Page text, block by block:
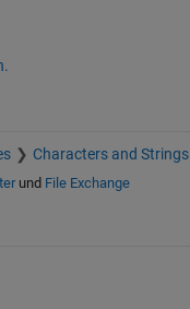
Characters and Strings
und File Exchange